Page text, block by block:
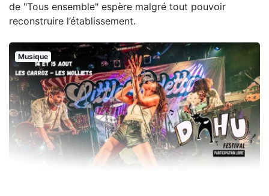
de "Tous ensemble" espère malgré tout pouvoir
reconstruire l’établissement.
Musique